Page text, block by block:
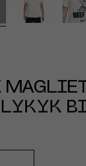
LYKYK